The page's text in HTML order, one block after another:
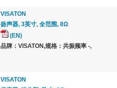
VISATON
扬声器, 3英寸, 全范围, 8Ω
(EN)
品牌：VISATON,规格：共振频率 -,
VISATON